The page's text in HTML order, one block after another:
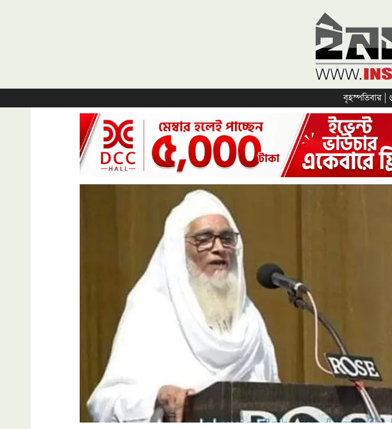
বৃহস্পতিবার